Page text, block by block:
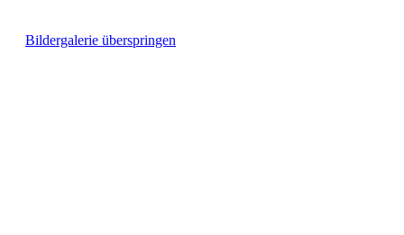
Bildergalerie überspringen